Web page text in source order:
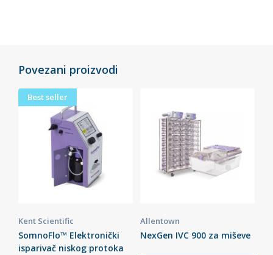
Povezani proizvodi
Best seller
Kent Scientific
SomnoFlo™ Elektronički
isparivač niskog protoka
Allentown
NexGen IVC 900 za miševe